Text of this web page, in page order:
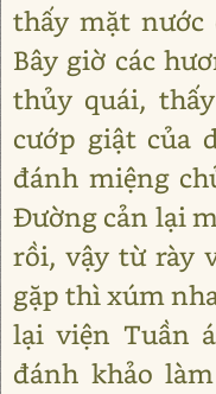
thấy mặt nước
Bây giờ các
thủy quái,
cướp giật của
đánh miệng
Đường cản lại
rồi, vậy từ rày
gặp thì xúm
lại viện Tuần
đánh khảo